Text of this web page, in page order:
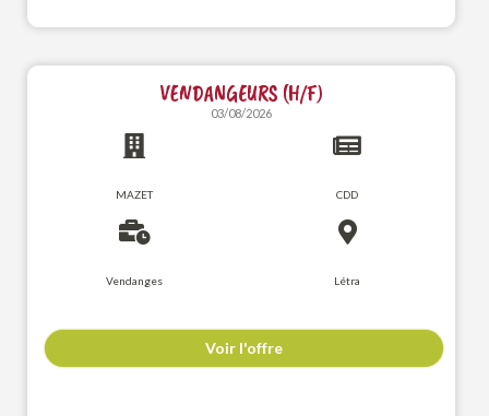
VENDANGEURS (H/F)
03/08/2026
MAZET CDD
Vendanges Létra
Voir l'offre